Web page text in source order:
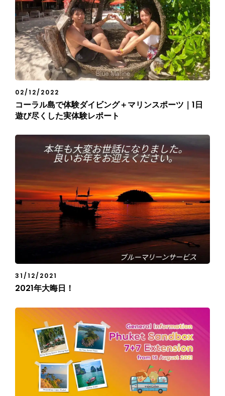
02/12/2022
コーラル島で体験ダイビング＋マリンスポーツ｜1日
遊び尽くした実体験レポート
31/12/2021
2021年大晦日！